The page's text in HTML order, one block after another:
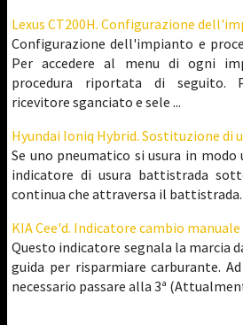
Lexus CT200H. Configurazione
Configurazione dell'impianto e
Per accedere al menu di ogni
procedura riportata di seguito.
ricevitore sganciato e sele ...
Hyundai Ioniq Hybrid. Sostituzione di
Se uno pneumatico si usura in
indicatore di usura battistrada
continua che attraversa il battistrada.
KIA Cee'd. Indicatore cambio manuale
Questo indicatore segnala la marcia
guida per risparmiare carburante.
necessario passare alla 3ª